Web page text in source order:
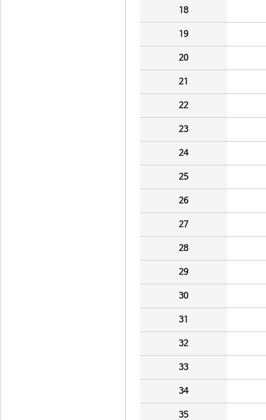
18
19
20
21
22
23
24
25
26
27
28
29
30
31
32
33
34
35